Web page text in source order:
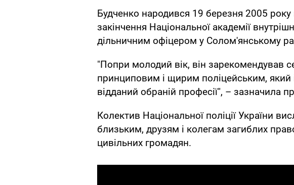
Будченко народився 19 березня 2005 року
закінчення Національної академії
дільничним офіцером у Солом'янському
"Попри молодий вік, він зарекомендував
принциповим і щирим поліцейським, який
відданий обраній професії", – зазначила
Колектив Національної поліції України
близьким, друзям і колегам загиблих
цивільних громадян.